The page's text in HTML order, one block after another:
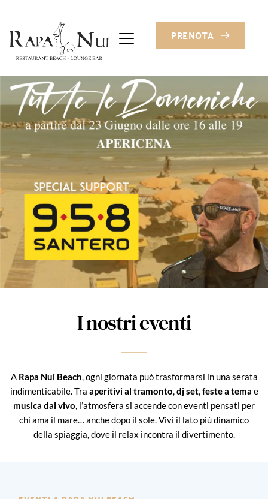
PRENOTA
I nostri eventi
A Rapa Nui Beach, ogni giornata può trasformarsi in una serata
indimenticabile. Tra aperitivi al tramonto,dj set,feste a tema e
musica dal vivo, l’atmosfera si accende con eventi pensati per
chi ama il mare… anche dopo il sole. Vivi il lato più dinamico
della spiaggia, dove il relax incontra il divertimento.